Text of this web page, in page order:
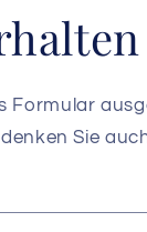
Formular
denken Sie